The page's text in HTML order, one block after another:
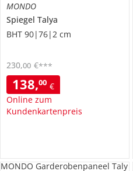
MONDO
Spiegel Talya
BHT 90|76|2 cm
138,00 €
Online zum
Kundenkartenpreis
230,00 €***
MONDO Garderobenpaneel Taly